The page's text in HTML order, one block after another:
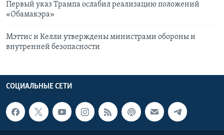
Первый указ Трампа ослабил реализацию положений
«Обамакэра»
Мэттис и Келли утверждены министрами обороны и
внутренней безопасности
СОЦИАЛЬНЫЕ СЕТИ